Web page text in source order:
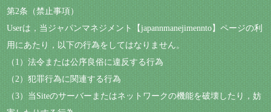
第2条（禁止事項）
Userは，当ジャパンマネジメント【japannmanejimennto】ページの利
用にあたり，以下の行為をしてはなりません。
（1）法令または公序良俗に違反する行為
（2）犯罪行為に関連する行為
（3）当Siteのサーバーまたはネットワークの機能を破壊したり，妨